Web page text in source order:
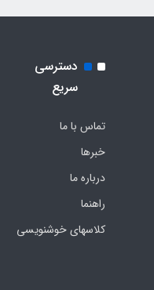
دسترسی
سریع
تماس با ما
خبرها
درباره ما
راهنما
کلاسهای خوشنویسی